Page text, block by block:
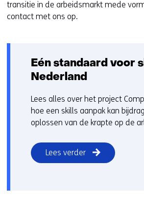
transitie in de arbeidsmarkt mede
contact met ons op.
Eén standaard voor
Nederland
Lees alles over het project
hoe een skills aanpak kan
oplossen van de krapte op de
Lees verder